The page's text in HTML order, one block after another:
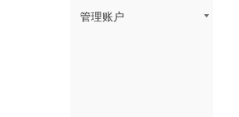
管理账户